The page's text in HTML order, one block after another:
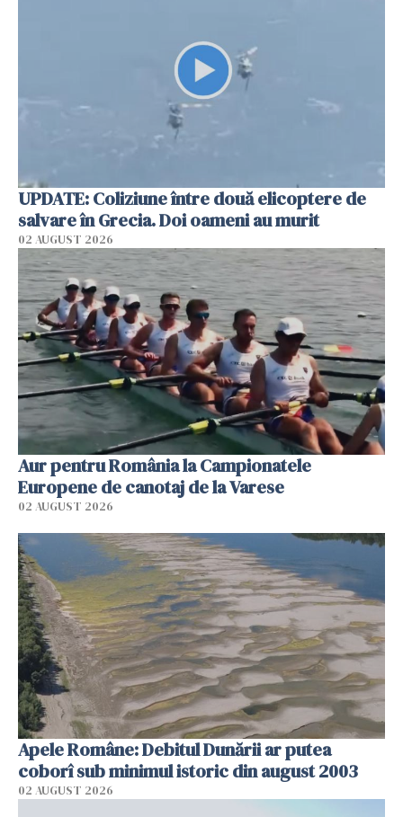
UPDATE: Coliziune între două elicoptere de
salvare în Grecia. Doi oameni au murit
02 AUGUST 2026
Aur pentru România la Campionatele
Europene de canotaj de la Varese
02 AUGUST 2026
Apele Române: Debitul Dunării ar putea
coborî sub minimul istoric din august 2003
02 AUGUST 2026